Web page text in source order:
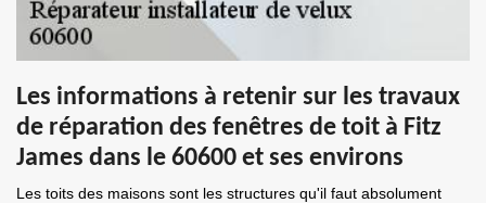
Les informations à retenir sur les travaux
de réparation des fenêtres de toit à Fitz
James dans le 60600 et ses environs
Les toits des maisons sont les structures qu'il faut absolument